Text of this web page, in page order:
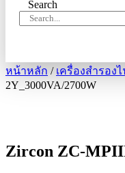
Search
หน้าหลัก / เครื่องสำรองไ
2Y_3000VA/2700W
Zircon ZC-